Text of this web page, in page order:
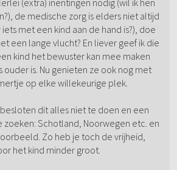
(extra) inentingen nodig (wil ik hen
de medische zorg is elders niet altijd
met een kind aan de hand is?), doe
een lange vlucht? En liever geef ik die
kind het bewuster kan mee maken
ouder is. Nu genieten ze ook nog met
op elke willekeurige plek.
dit alles niet te doen en een
zoeken: Schotland, Noorwegen etc. en
Zo heb je toch de vrijheid,
het kind minder groot.